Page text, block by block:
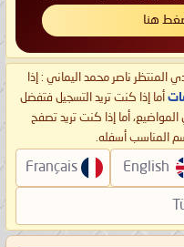
هنا
المنتظر ناصر محمد اليماني : إذا
أما إذا كنت تريد التسجيل فتفضل
أما إذا كنت تريد تصفح
المناسب أسفله.
English
Français